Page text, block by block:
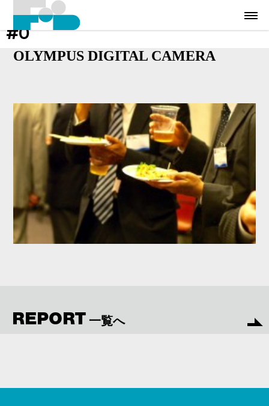
#0
OLYMPUS DIGITAL CAMERA
REPORT 一覧へ